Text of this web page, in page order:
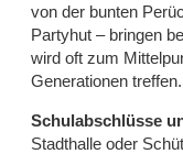
von der bunten
Partyhut – bringen
wird oft zum
Generationen treffen.
Schulabschlüsse
Stadthalle oder